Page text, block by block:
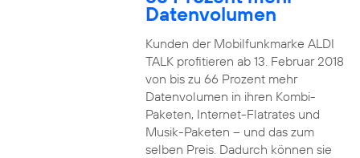
Datenvolumen
Kunden der Mobilfunkmarke ALDI
TALK profitieren ab 13. Februar 2018
von bis zu 66 Prozent mehr
Datenvolumen in ihren Kombi-
Paketen, Internet-Flatrates und
Musik-Paketen – und das zum
selben Preis. Dadurch können sie